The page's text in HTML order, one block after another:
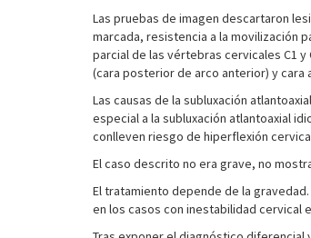
Las pruebas de imagen descartaron
marcada, resistencia a la movilización
parcial de las vértebras cervicales C1 y
(cara posterior de arco anterior) y
Las causas de la subluxación
especial a la subluxación atlantoaxial
conlleven riesgo de hiperflexión
El caso descrito no era grave, no
El tratamiento depende de la
en los casos con inestabilidad cervical